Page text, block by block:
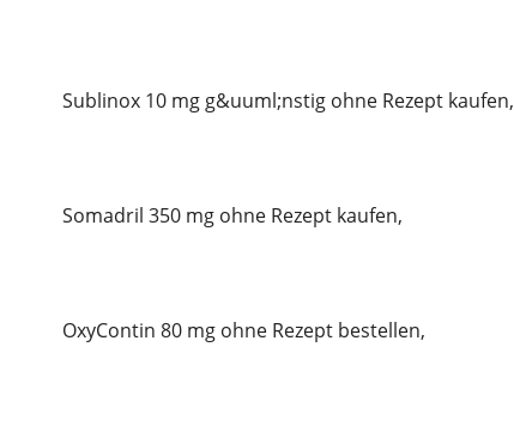
Sublinox 10 mg g&uuml;nstig ohne Rezept kaufen,
Somadril 350 mg ohne Rezept kaufen,
OxyContin 80 mg ohne Rezept bestellen,